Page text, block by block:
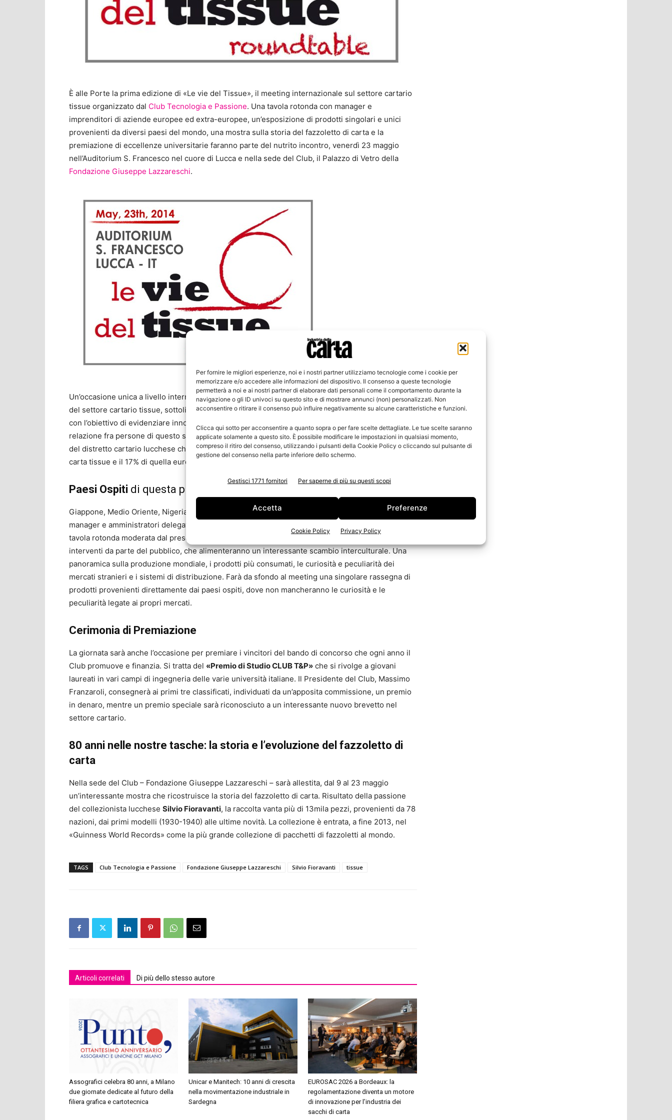
Per fornire le migliori esperienze, noi e i nostri partner utilizziamo tecnologie come i cookie per
memorizzare e/o accedere alle informazioni del dispositivo. Il consenso a queste tecnologie
permetterà a noi e ai nostri partner di elaborare dati personali come il comportamento durante la
navigazione o gli ID univoci su questo sito e di mostrare annunci (non) personalizzati. Non
acconsentire o ritirare il consenso può influire negativamente su alcune caratteristiche e funzioni.
Clicca qui sotto per acconsentire a quanto sopra o per fare scelte dettagliate. Le tue scelte saranno
applicate solamente a questo sito. È possibile modificare le impostazioni in qualsiasi momento,
compreso il ritiro del consenso, utilizzando i pulsanti della Cookie Policy o cliccando sul pulsante di
gestione del consenso nella parte inferiore dello schermo.
Gestisci 1771 fornitori Per saperne di più su questi scopi
Accetta Preferenze
Cookie Policy Privacy Policy
È alle Porte la prima edizione di «Le vie del Tissue», il meeting internazionale sul settore cartario
tissue organizzato dal Club Tecnologia e Passione. Una tavola rotonda con manager e
imprenditori di aziende europee ed extra-europee, un’esposizione di prodotti singolari e unici
provenienti da diversi paesi del mondo, una mostra sulla storia del fazzoletto di carta e la
premiazione di eccellenze universitarie faranno parte del nutrito incontro, venerdì 23 maggio
nell’Auditorium S. Francesco nel cuore di Lucca e nella sede del Club, il Palazzo di Vetro della
Fondazione Giuseppe Lazzareschi.
Un’occasione unica a livello internazionale, per incontrare, conoscere e discutere realtà diverse
del settore cartario tissue, sottolineare l’eccellenza di ciascun sistema produttivo e distributivo,
con l’obiettivo di evidenziare innovazione, peculiarità e curiosità. Un’interessante opportunità di
relazione fra persone di questo settore industriale, che darà lo spunto anche per analizzare i dati
del distretto cartario lucchese che detiene il controllo di circa l’80% della produzione nazionale di
carta tissue e il 17% di quella europea.
Paesi Ospiti di questa prima edizione
Giappone, Medio Oriente, Nigeria, Paesi Arabi (Abu Dhabi) e Ungheria. Relatori dei paesi ospiti
manager e amministratori delegati di importanti aziende tissue, che si confronteranno in una
tavola rotonda moderata dal presentatore statunitense Jonathan Roberts, con possibilità di
interventi da parte del pubblico, che alimenteranno un interessante scambio interculturale. Una
panoramica sulla produzione mondiale, i prodotti più consumati, le curiosità e peculiarità dei
mercati stranieri e i sistemi di distribuzione. Farà da sfondo al meeting una singolare rassegna di
prodotti provenienti direttamente dai paesi ospiti, dove non mancheranno le curiosità e le
peculiarità legate ai propri mercati.
Cerimonia di Premiazione
La giornata sarà anche l’occasione per premiare i vincitori del bando di concorso che ogni anno il
Club promuove e finanzia. Si tratta del «Premio di Studio CLUB T&P» che si rivolge a giovani
laureati in vari campi di ingegneria delle varie università italiane. Il Presidente del Club, Massimo
Franzaroli, consegnerà ai primi tre classificati, individuati da un’apposita commissione, un premio
in denaro, mentre un premio speciale sarà riconosciuto a un interessante nuovo brevetto nel
settore cartario.
80 anni nelle nostre tasche: la storia e l’evoluzione del fazzoletto di
carta
Nella sede del Club – Fondazione Giuseppe Lazzareschi – sarà allestita, dal 9 al 23 maggio
un’interessante mostra che ricostruisce la storia del fazzoletto di carta. Risultato della passione
del collezionista lucchese Silvio Fioravanti, la raccolta vanta più di 13mila pezzi, provenienti da 78
nazioni, dai primi modelli (1930-1940) alle ultime novità. La collezione è entrata, a fine 2013, nel
«Guinness World Records» come la più grande collezione di pacchetti di fazzoletti al mondo.
TAGS Club Tecnologia e Passione Fondazione Giuseppe Lazzareschi Silvio Fioravanti tissue
Articoli correlati Di più dello stesso autore
Assografici celebra 80 anni, a Milano
due giornate dedicate al futuro della
filiera grafica e cartotecnica
Unicar e Manitech: 10 anni di crescita
nella movimentazione industriale in
Sardegna
EUROSAC 2026 a Bordeaux: la
regolamentazione diventa un motore
di innovazione per l’industria dei
sacchi di carta